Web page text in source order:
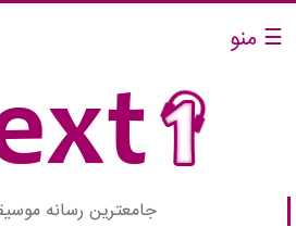
☰ منو
جامعترین رسانه